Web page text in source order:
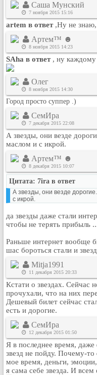
Дело
Организации
Объявления
Рейтинг сайтов
Саша Мунский
7 ноября 2015 15:16
artem в ответ ,Ну не
Артем™ ☻
8 ноября 2015 14:23
SAha в ответ , ну каждому
Олег
8 ноября 2015 14:30
Город просто суппер .)
СемИра
7 декабря 2015 22:08
А звезды, они везде
маслом и с икрой.
Артем™ ☻
8 декабря 2015 10:07
Цитата: 7ira в ответ
А звезды, они везде
с икрой.
да звезды даже стали
чтобы не терять прибыль
Раньше интернет вообще
шас бороться стали и
Mitja1991
11 декабря 2015 20:33
Кстати о звездах. Сейчас
прочухали, что на них
Дешевый билет сейчас
есть и дорогие.
СемИра
12 декабря 2015 01:50
Я в последнее время, даже
звезд не пойду. Почему-то
мое время, деньги,
я сама себе звезда. И всем